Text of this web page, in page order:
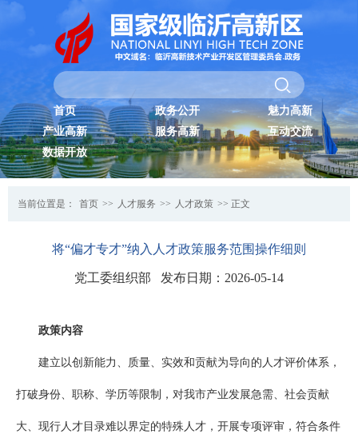
首页 政务公开
魅力高新
产业高新
服务高新
互动交流
数据开放
当前位置是： 首页 >> 人才服务 >> 人才政策 >> 正文
将“偏才专才”纳入人才政策服务范围操作细则
党工委组织部 发布日期：2026-05-14
政策内容
建立以创新能力、质量、实效和贡献为导向的人才评价体系，
打破身份、职称、学历等限制，对我市产业发展急需、社会贡献
大、现行人才目录难以界定的特殊人才，开展专项评审，符合条件